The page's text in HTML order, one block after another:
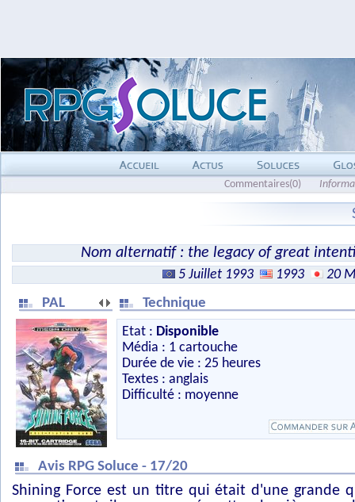
Commentaires(0)
Nom alternatif : the legacy of great
5 Juillet 1993 1993
20
PAL
Technique
Etat : Disponible
Média : 1 cartouche
Durée de vie : 25 heures
Textes : anglais
Difficulté : moyenne
Avis RPG Soluce - 17/20
Shining Force est un titre qui était d'une grande